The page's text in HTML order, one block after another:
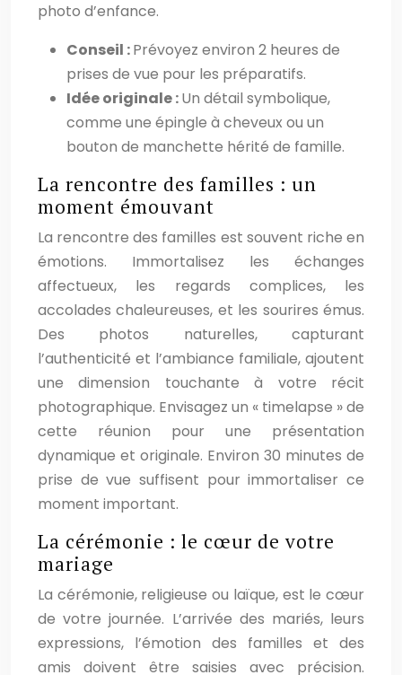
photo d’enfance.
Conseil :Prévoyez environ 2 heures de
prises de vue pour les préparatifs.
Idée originale :Un détail symbolique,
comme une épingle à cheveux ou un
bouton de manchette hérité de famille.
La rencontre des familles : un
moment émouvant
La rencontre des familles est souvent riche en
émotions. Immortalisez les échanges
affectueux, les regards complices, les
accolades chaleureuses, et les sourires émus.
Des photos naturelles, capturant
l’authenticité et l’ambiance familiale, ajoutent
une dimension touchante à votre récit
photographique. Envisagez un « timelapse » de
cette réunion pour une présentation
dynamique et originale. Environ 30 minutes de
prise de vue suffisent pour immortaliser ce
moment important.
La cérémonie : le cœur de votre
mariage
La cérémonie, religieuse ou laïque, est le cœur
de votre journée. L’arrivée des mariés, leurs
expressions, l’émotion des familles et des
amis doivent être saisies avec précision.